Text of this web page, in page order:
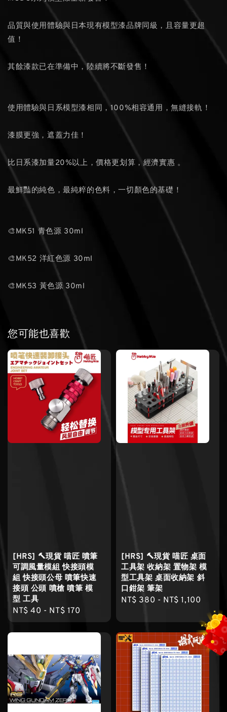
品質與使用體驗與日本現有模型漆品牌同級，且容量更超
值！
其餘漆款已在準備中，陸續將不斷發售！
使用體驗與日系模型漆相同，100%相容通用，無縫接軌！
漆膜更強，遮蓋力佳！
比日系漆加量20%以上，價格更划算，經濟實惠 。
最鮮豔的純色，最純粹的色料，一切顏色的基礎！
🎨MK51 青色源 30ml
🎨MK52 洋紅色源 30ml
🎨MK53 黃色源 30ml
您可能也喜歡
[HRS] 🔨現貨 喵匠 噴筆
可調風量模組 快接頭模
組 快接頭公母 噴筆快速
接頭 公頭 噴槍 噴筆 模
型 工具
Regular
price
NT$ 40 - NT$ 170
[HRS] 🔨現貨 喵匠 桌面
工具架 收納架 置物架 模
型工具架 桌面收納架 斜
口鉗架 筆架
Regular
NT$ 380 - NT$ 1,100